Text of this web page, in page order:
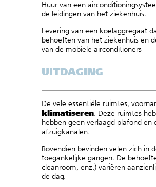
Huur van een
de leidingen van het ziekenhuis.
Levering van een koelaggregaat
behoeften van het ziekenhuis en
van de mobiele airconditioners
UITDAGING
De vele essentiële ruimtes,
klimatiseren. Deze ruimtes
hebben geen verlaagd plafond en
afzuigkanalen.
Bovendien bevinden velen zich in
toegankelijke gangen. De
cleanroom, enz.) variëren
de dag.